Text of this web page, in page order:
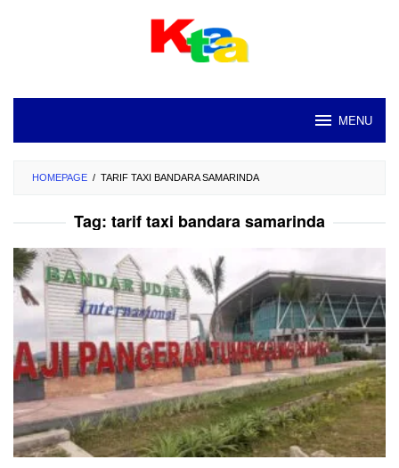
MENU
HOMEPAGE / TARIF TAXI BANDARA SAMARINDA
Tag: tarif taxi bandara samarinda